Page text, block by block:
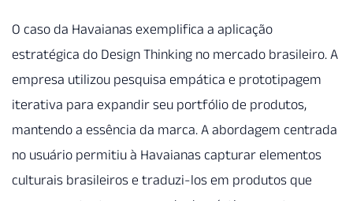
O caso da Havaianas exemplifica a aplicação
estratégica do Design Thinking no mercado brasileiro. A
empresa utilizou pesquisa empática e prototipagem
iterativa para expandir seu portfólio de produtos,
mantendo a essência da marca. A abordagem centrada
no usuário permitiu à Havaianas capturar elementos
culturais brasileiros e traduzi-los em produtos que